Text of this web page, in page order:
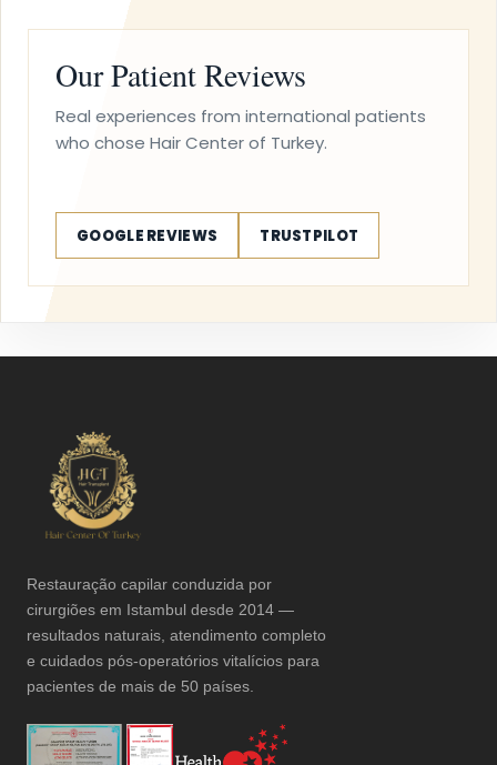
Our Patient Reviews
Real experiences from international patients
who chose Hair Center of Turkey.
GOOGLE REVIEWS TRUSTPILOT
Restauração capilar conduzida por
cirurgiões em Istambul desde 2014 —
resultados naturais, atendimento completo
e cuidados pós-operatórios vitalícios para
pacientes de mais de 50 países.